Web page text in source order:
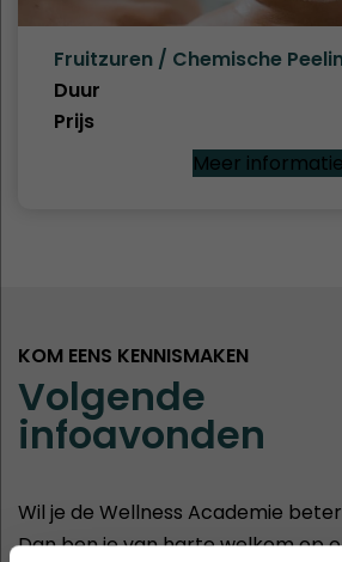
Fruitzuren / Chemische
Duur
Prijs
Meer informatie
KOM EENS KENNISMAKEN
Volgende
infoavonden
Wil je de Wellness Academie
Dan ben je van harte welkom op